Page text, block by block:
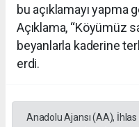
bu açıklamayı yapma
Açıklama, “Köyümüz
beyanlarla kaderine
erdi.
Anadolu Ajansı (AA),